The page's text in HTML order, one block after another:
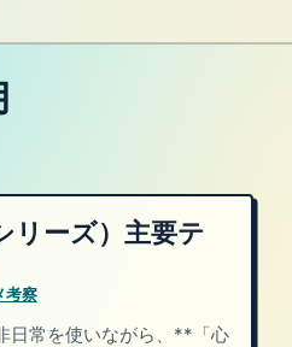
リーズ）主要テ
考察
日常を使いながら、**「心